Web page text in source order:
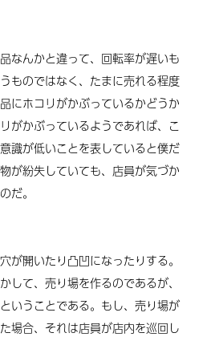
なんかと違って、回転率が遅いも
ものではなく、たまに売れる程度
にホコリがかぶっているかどうか
がかぶっているようであれば、こ
識が低いことを表していると僕だ
が紛失していても、店員が気づか
だ。
が開いたり凸凹になったりする。
して、売り場を作るのであるが、
いうことである。もし、売り場が
場合、それは店員が店内を巡回し